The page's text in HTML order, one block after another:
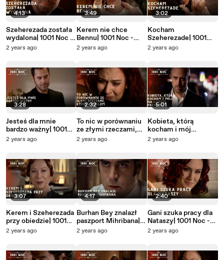
4:13
Szeherezada została
wydalona| 1001 Noc -
Odcinek 35
2 years ago
3:28
Jesteś dla mnie
bardzo ważny| 1001
Noc - Odcinek 35
2 years ago
3:07
Kerem i Szeherezada
przy obiedzie| 1001
Noc - Odcinek 35
2 years ago
3:49
Kerem nie chce
Bennu| 1001 Noc -
Odcinek 35
2 years ago
2:32
To nic w porównaniu
ze złymi rzeczami,
które zrobiłem| 1001
2 years ago
4:17
Burhan Bey znalazł
paszport Mihribana|
1001 Noc - Odcinek
2 years ago
3:02
Kocham
Szeherezade| 1001
Noc - Odcinek 35
2 years ago
5:01
Kobieta, którą
kocham i mój
najlepszy przyjaciel|
2 years ago
2:40
Gani szuka pracy dla
Nataszy| 1001 Noc -
Odcinek 35
2 years ago